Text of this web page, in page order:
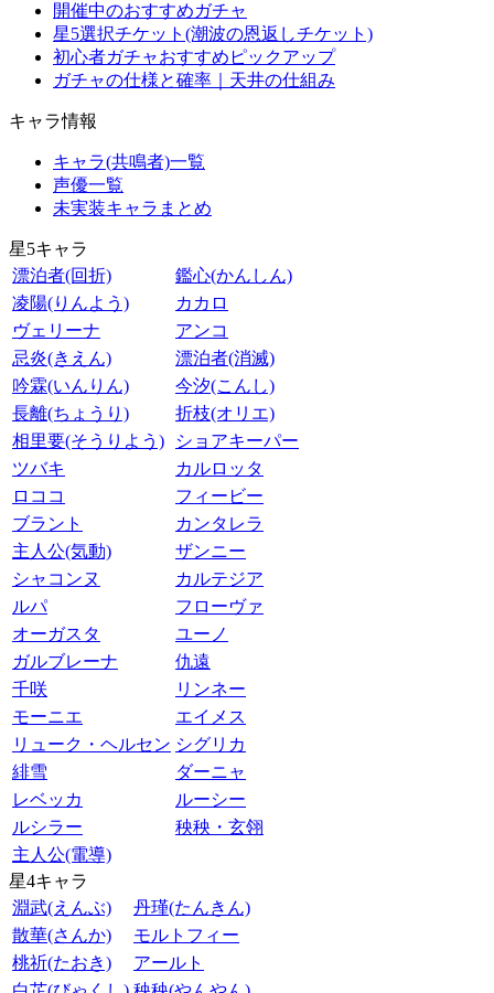
開催中のおすすめガチャ
星5選択チケット(潮波の恩返しチケット)
初心者ガチャおすすめピックアップ
ガチャの仕様と確率｜天井の仕組み
キャラ情報
キャラ(共鳴者)一覧
声優一覧
未実装キャラまとめ
星5キャラ
漂泊者(回折)
鑑心(かんしん)
凌陽(りんよう)
カカロ
ヴェリーナ
アンコ
忌炎(きえん)
漂泊者(消滅)
吟霖(いんりん)
今汐(こんし)
長離(ちょうり)
折枝(オリエ)
相里要(そうりよう)
ショアキーパー
ツバキ
カルロッタ
ロココ
フィービー
ブラント
カンタレラ
主人公(気動)
ザンニー
シャコンヌ
カルテジア
ルパ
フローヴァ
オーガスタ
ユーノ
ガルブレーナ
仇遠
千咲
リンネー
モーニエ
エイメス
リューク・ヘルセン シグリカ
緋雪
ダーニャ
レベッカ
ルーシー
ルシラー
秧秧・玄翎
主人公(電導)
星4キャラ
淵武(えんぶ)
丹瑾(たんきん)
散華(さんか)
モルトフィー
桃祈(たおき)
アールト